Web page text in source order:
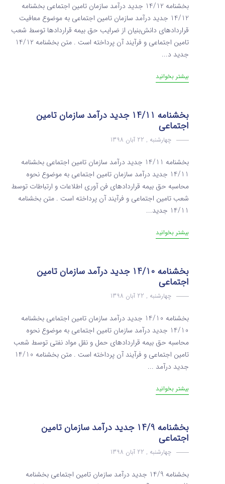
بخشنامه 14/12 جدید درآمد سازمان تامین اجتماعی بخشنامه
14/12 جدید درآمد سازمان تامین اجتماعی به موضوع معافیت
قراردادهای دانش‌بنیان از ضرایب حق بیمه قراردادها توسط شعب
تامین اجتماعی و فرآیند آن پرداخته است . متن بخشنامه 14/12
جدید د...
بیشتر بخوانید
بخشنامه 14/11 جدید درآمد سازمان تامین
اجتماعی
چهارشنبه , 22 آبان 1398
بخشنامه 14/11 جدید درآمد سازمان تامین اجتماعی بخشنامه
14/11 جدید درآمد سازمان تامین اجتماعی به موضوع نحوه
محاسبه حق بیمه قراردادهای فن آوری اطلاعات و ارتباطات توسط
شعب تامین اجتماعی و فرآیند آن پرداخته است . متن بخشنامه
14/11 جدید...
بیشتر بخوانید
بخشنامه 14/10 جدید درآمد سازمان تامین
اجتماعی
چهارشنبه , 22 آبان 1398
بخشنامه 14/10 جدید درآمد سازمان تامین اجتماعی بخشنامه
14/10 جدید درآمد سازمان تامین اجتماعی به موضوع نحوه
محاسبه حق بیمه قراردادهای حمل و نقل مواد نفتی توسط شعب
تامین اجتماعی و فرآیند آن پرداخته است . متن بخشنامه 14/10
جدید درآمد ...
بیشتر بخوانید
بخشنامه 14/9 جدید درآمد سازمان تامین
اجتماعی
چهارشنبه , 22 آبان 1398
بخشنامه 14/9 جدید درآمد سازمان تامین اجتماعی بخشنامه